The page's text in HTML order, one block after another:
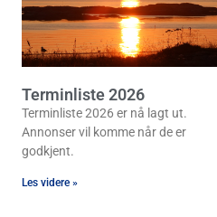
Terminliste 2026
Terminliste 2026 er nå lagt ut.
Annonser vil komme når de er
godkjent.
Les videre »